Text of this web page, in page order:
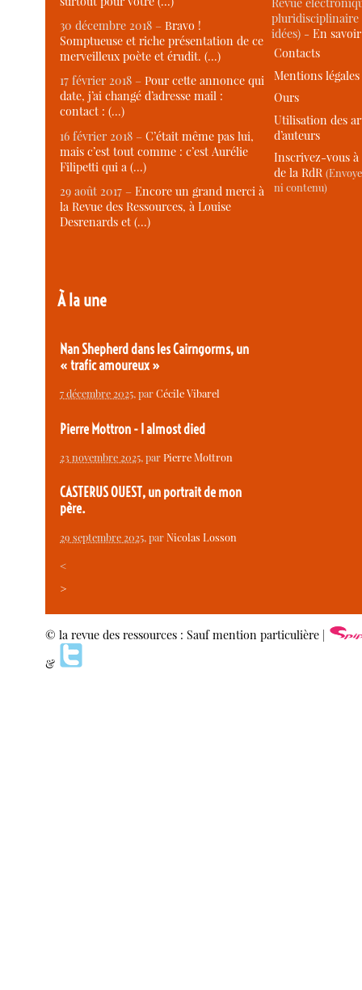
30 décembre 2018 –Bravo !
Somptueuse et riche présentation de ce
merveilleux poète et érudit. (…)
17 février 2018 –Pour cette annonce qui
date, j’ai changé d’adresse mail :
contact : (…)
16 février 2018 –C’était même pas lui,
mais c’est tout comme : c’est Aurélie
Filipetti qui a (…)
29 août 2017 –Encore un grand merci à
la Revue des Ressources, à Louise
Desrenards et (…)
À la une
Nan Shepherd dans les Cairngorms, un
« trafic amoureux »
7 décembre 2025, parCécile Vibarel
Pierre Mottron - I almost died
23 novembre 2025, parPierre Mottron
CASTERUS OUEST, un portrait de mon
père.
29 septembre 2025, parNicolas Losson
<
>
idées) -En
Contacts
Mentions légales
Ours
Utilisation des
d’auteurs
Inscrivez-vous
de la RdR
ni contenu)
© la revue des ressources : Sauf mention particulière |
&